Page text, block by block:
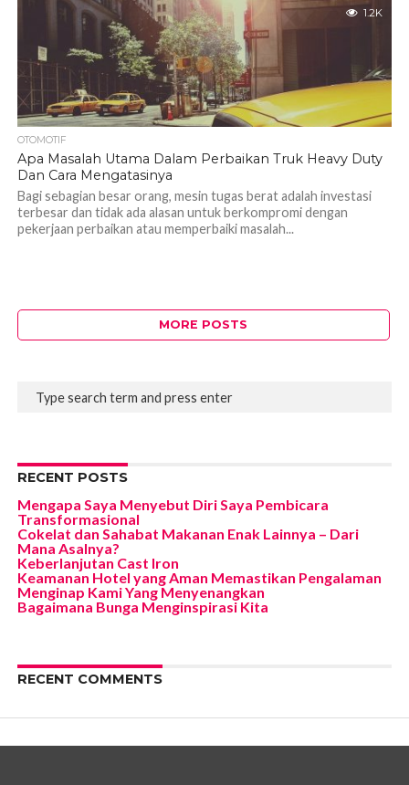
1.2K
OTOMOTIF
Apa Masalah Utama Dalam Perbaikan Truk Heavy Duty
Dan Cara Mengatasinya
Bagi sebagian besar orang, mesin tugas berat adalah investasi
terbesar dan tidak ada alasan untuk berkompromi dengan
pekerjaan perbaikan atau memperbaiki masalah...
MORE POSTS
RECENT POSTS
Mengapa Saya Menyebut Diri Saya Pembicara
Transformasional
Cokelat dan Sahabat Makanan Enak Lainnya – Dari
Mana Asalnya?
Keberlanjutan Cast Iron
Keamanan Hotel yang Aman Memastikan Pengalaman
Menginap Kami Yang Menyenangkan
Bagaimana Bunga Menginspirasi Kita
RECENT COMMENTS